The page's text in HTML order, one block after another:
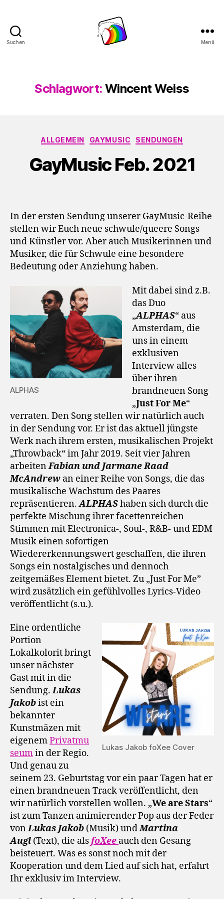
Suchen Menü
Schlagwort: Wincent Weiss
Kategorien
ALLGEMEIN GAYMUSIC SENDUNGEN
GayMusic Feb. 2021
In der ersten Sendung unserer GayMusic-Reihe
stellen wir Euch neue schwule/queere Songs
und Künstler vor. Aber auch Musikerinnen und
Musiker, die für Schwule eine besondere
Bedeutung oder Anziehung haben.
ALPHAS
Mit dabei sind z.B.
das Duo
„ALPHAS“ aus
Amsterdam, die
uns in einem
exklusiven
Interview alles
über ihren
brandneuen Song
„Just For Me“
verraten. Den Song stellen wir natürlich auch
in der Sendung vor. Er ist das aktuell jüngste
Werk nach ihrem ersten, musikalischen Projekt
„Throwback“ im Jahr 2019. Seit vier Jahren
arbeitenFabian und Jarmane Raad
McAndrew an einer Reihe von Songs, die das
musikalische Wachstum des Paares
repräsentieren.ALPHAShaben sich durch die
perfekte Mischung ihrer facettenreichen
Stimmen mit Electronica-, Soul-, R&B- und EDM
Musik einen sofortigen
Wiedererkennungswert geschaffen, die ihren
Songs ein nostalgisches und dennoch
zeitgemäßes Element bietet. Zu „Just For Me”
wird zusätzlich ein gefühlvolles Lyrics-Video
veröffentlicht (s.u.).
Lukas Jakob foXee Cover
Eine ordentliche
Portion
Lokalkolorit bringt
unser nächster
Gast mit in die
Sendung.Lukas
Jakobist ein
bekannter
Kunstmäzen mit
eigenemPrivatmu
seumin der Regio.
Und genau zu
seinem 23. Geburtstag vor ein paar Tagen hat er
einen brandneuen Track veröffentlicht, den
wir natürlich vorstellen wollen. „We are Stars“
ist zum Tanzen animierender Pop aus der Feder
vonLukas Jakob (Musik) undMartina
Augl (Text), die alsfoXee auch den Gesang
beisteuert. Was es sonst noch mit der
Kooperation und dem Lied auf sich hat, erfahrt
Ihr exklusiv im Interview.